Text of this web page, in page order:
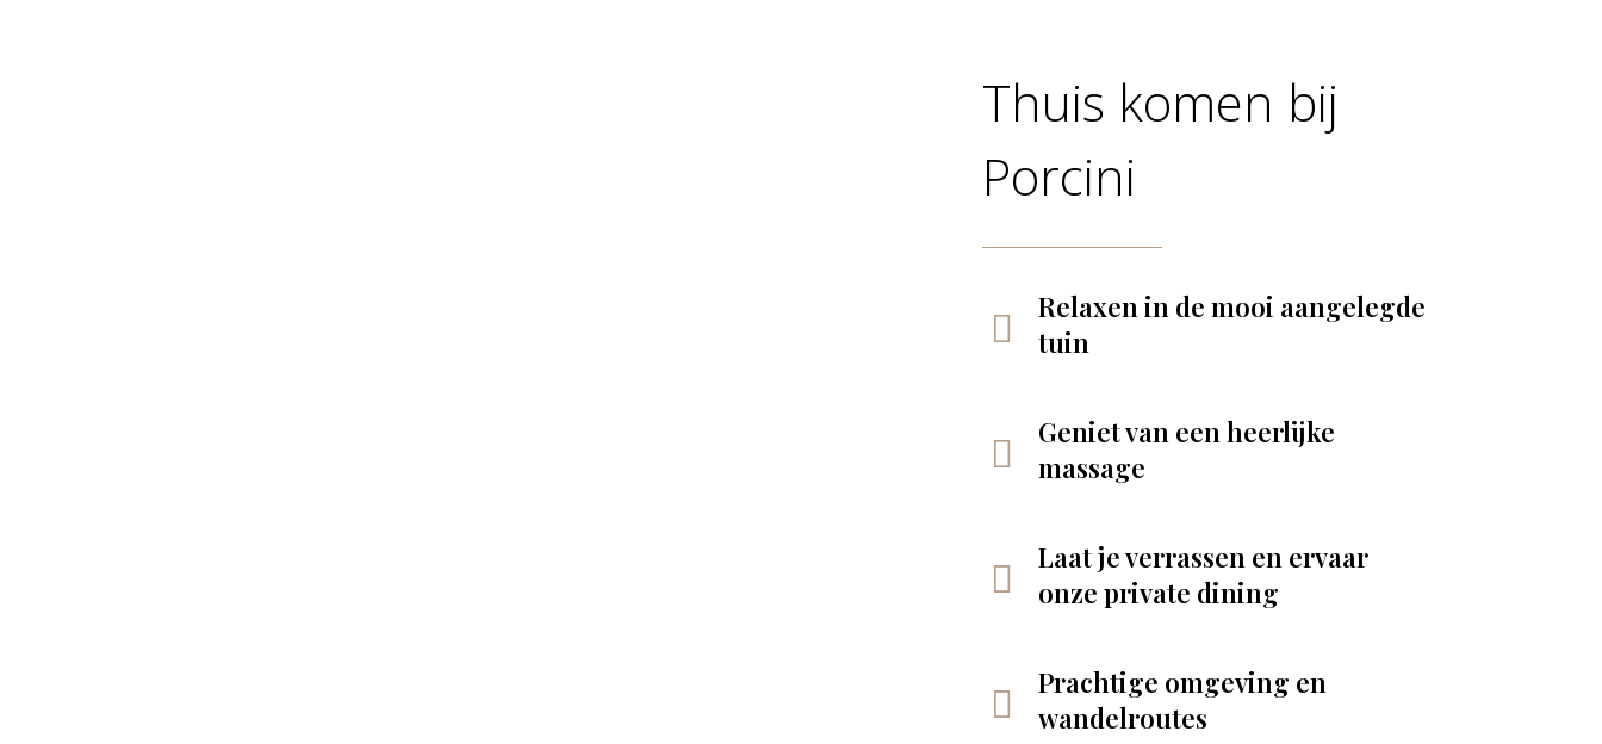
Thuis komen bij
Porcini
Relaxen in de mooi aangelegde
tuin
Geniet van een heerlijke
massage
Laat je verrassen en ervaar
onze private dining
Prachtige omgeving en
wandelroutes